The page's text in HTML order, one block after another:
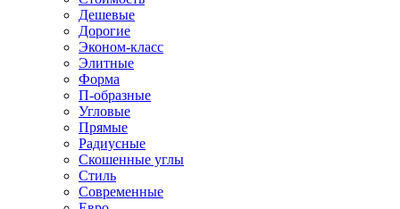
Дешевые
Дорогие
Эконом-класс
Элитные
Форма
П-образные
Угловые
Прямые
Радиусные
Скошенные углы
Стиль
Современные